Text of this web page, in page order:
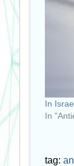
In
In
tag: